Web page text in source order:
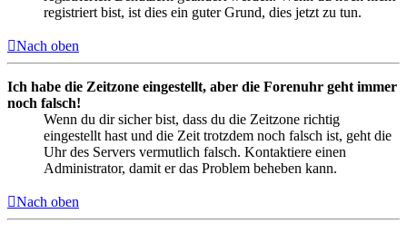
registriert bist, ist dies ein guter Grund, dies jetzt zu tun.
Nach oben
Ich habe die Zeitzone eingestellt, aber die Forenuhr geht immer
noch falsch!
Wenn du dir sicher bist, dass du die Zeitzone richtig
eingestellt hast und die Zeit trotzdem noch falsch ist, geht die
Uhr des Servers vermutlich falsch. Kontaktiere einen
Administrator, damit er das Problem beheben kann.
Nach oben